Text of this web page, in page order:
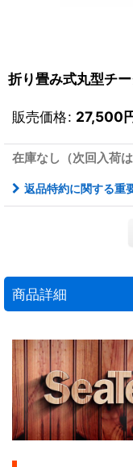
折り畳み式丸型チ
販売価格: 27,500
在庫なし（次回入荷は
返品特約に関する重
商品詳細